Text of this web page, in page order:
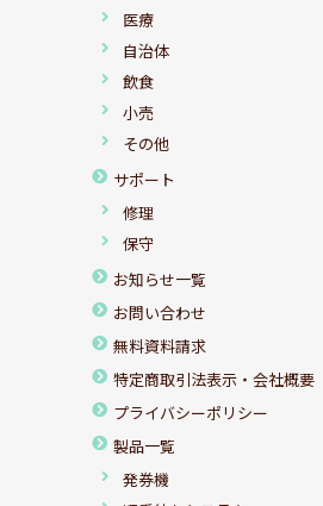
医療
自治体
飲食
小売
その他
サポート
修理
保守
お知らせ一覧
お問い合わせ
無料資料請求
特定商取引法表示・会社概要
プライバシーポリシー
製品一覧
発券機